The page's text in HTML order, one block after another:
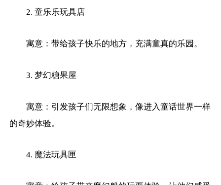
2. 童乐乐玩具店
寓意：带给孩子快乐的地方，充满童真的乐园。
3. 梦幻糖果屋
寓意：引发孩子们无限想象，像进入童话世界一样
的奇妙体验。
4. 魔法玩具匣